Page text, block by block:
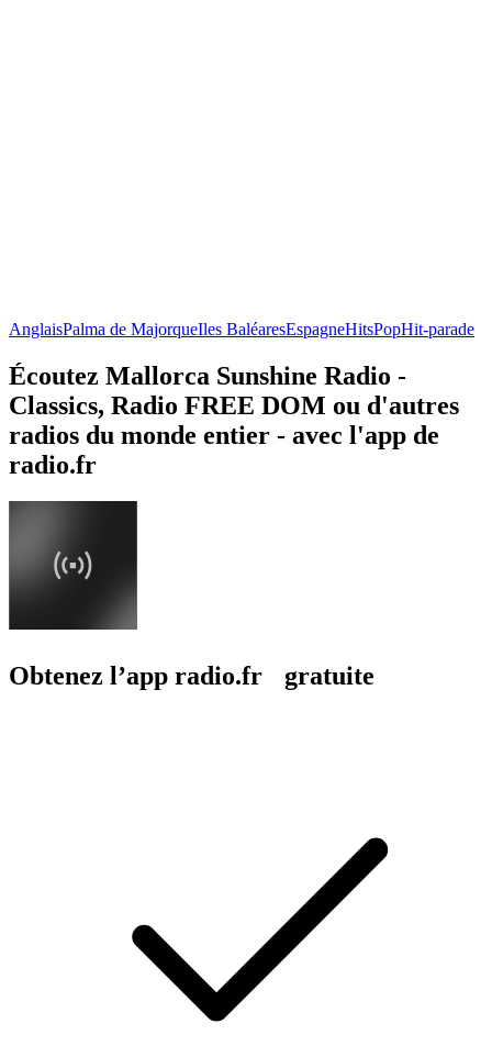
AnglaisPalma de MajorqueIles BaléaresEspagneHitsPopHit-parade
Écoutez Mallorca Sunshine Radio -
Classics, Radio FREE DOM ou d'autres
radios du monde entier - avec l'app de
radio.fr
Obtenez l’app radio.fr gratuite